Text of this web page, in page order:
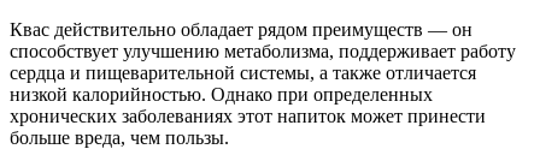
Квас действительно обладает рядом преимуществ — он
способствует улучшению метаболизма, поддерживает работу
сердца и пищеварительной системы, а также отличается
низкой калорийностью. Однако при определенных
хронических заболеваниях этот напиток может принести
больше вреда, чем пользы.